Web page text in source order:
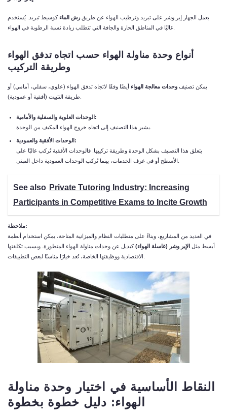
يعمل الجهاز إير وشر على تبريد وترطيب الهواء عن طريق رش الماء كوسيط تبريد. يُستخدم
أنواع وحدة مناولة الهواء حسب اتجاه تدفق الهواء
وطريقة التركيب
يمكن تصنيف وحدات معالجة الهواء أيضًا وفقًا لاتجاه تدفق الهواء (علوي، سفلي، أمامي) أو
الوحدات العلوية والسفلية والأمامية:
الوحدات الأفقية والعمودية:
يتعلق هذا التصنيف بشكل الوحدة وطريقة تركيبها. فالوحدات الأفقية تُركب غالبًا على
See also Private Tutoring Industry: Increasing
Participants in Competitive Exams to Incite Growth
ملاحظة:
في العديد من المشاريع، وبناءً على متطلبات النظام والميزانية المتاحة، يمكن استخدام أنظمة
أبسط مثل الإير وشر (غاسلة الهواء)كبديل عن وحدات مناولة الهواء المتطورة. وبسبب تكلفتها
النقاط الأساسية في اختيار وحدة مناولة
الهواء: دليل خطوة بخطوة